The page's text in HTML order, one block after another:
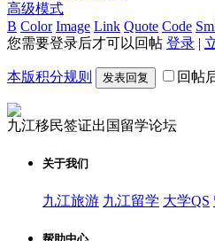
高级模式
B Color Image Link Quote Code
您需要登录后才可以回帖 登录 |
本版积分规则 发表回复 回帖
九江移民签证出国留学论坛
关于我们
九江旅游 九江留学 大学QS